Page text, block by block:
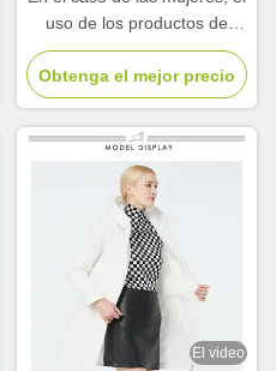
uso de los productos de
limpieza es más frecuente.
Obtenga el mejor precio
El video